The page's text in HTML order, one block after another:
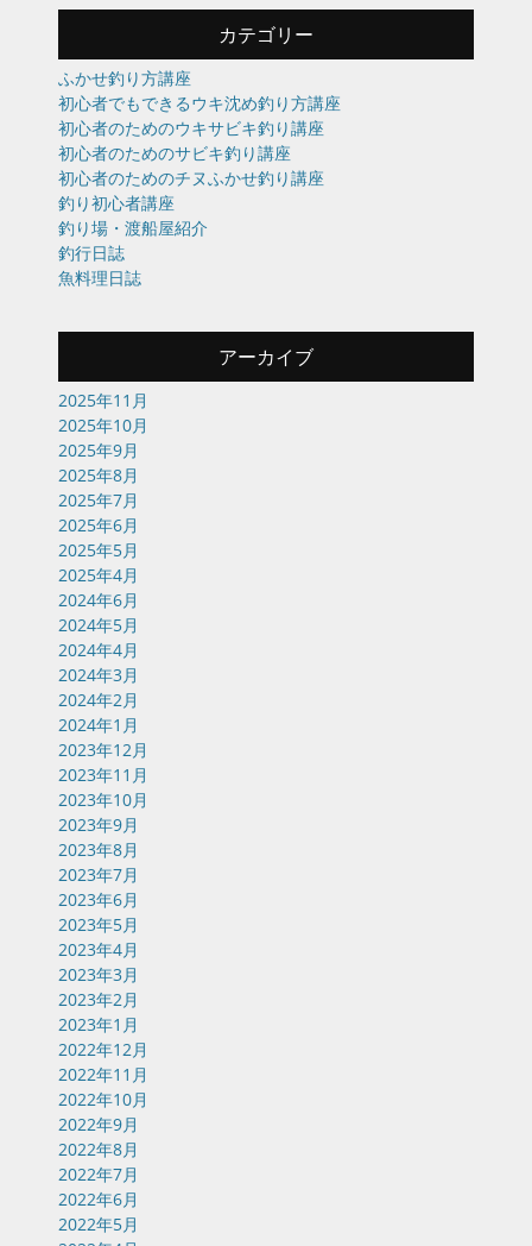
カテゴリー
ふかせ釣り方講座
初心者でもできるウキ沈め釣り方講座
初心者のためのウキサビキ釣り講座
初心者のためのサビキ釣り講座
初心者のためのチヌふかせ釣り講座
釣り初心者講座
釣り場・渡船屋紹介
釣行日誌
魚料理日誌
アーカイブ
2025年11月
2025年10月
2025年9月
2025年8月
2025年7月
2025年6月
2025年5月
2025年4月
2024年6月
2024年5月
2024年4月
2024年3月
2024年2月
2024年1月
2023年12月
2023年11月
2023年10月
2023年9月
2023年8月
2023年7月
2023年6月
2023年5月
2023年4月
2023年3月
2023年2月
2023年1月
2022年12月
2022年11月
2022年10月
2022年9月
2022年8月
2022年7月
2022年6月
2022年5月